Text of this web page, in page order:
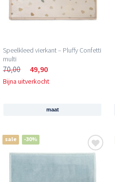
Speelkleed vierkant – Pluffy Confetti
multi
70,00 49,90
Bijna uitverkocht
maat
sale -30%